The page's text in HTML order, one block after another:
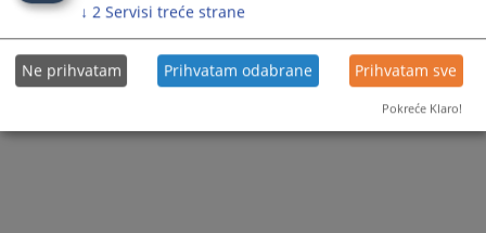
↓ 2 Servisi treće strane
Ne prihvatam Prihvatam odabrane Prihvatam sve
Pokreće Klaro!